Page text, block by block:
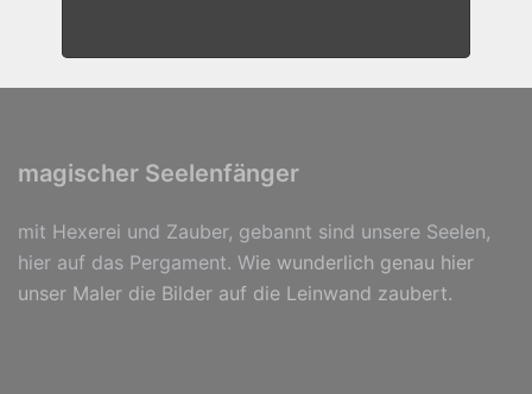
magischer Seelenfänger
mit Hexerei und Zauber, gebannt sind unsere Seelen,
hier auf das Pergament. Wie wunderlich genau hier
unser Maler die Bilder auf die Leinwand zaubert.